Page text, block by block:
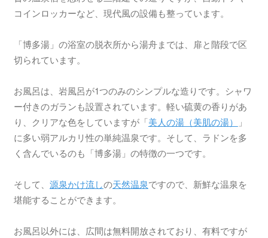
コインロッカーなど、現代風の設備も整っています。
「博多湯」の浴室の脱衣所から湯舟までは、扉と階段で区
切られています。
お風呂は、岩風呂が1つのみのシンプルな造りです。シャワ
ー付きのガランも設置されています。軽い硫黄の香りがあ
り、クリアな色をしていますが「美人の湯（美肌の湯）
」
に多い弱アルカリ性の単純温泉です。そして、ラドンを多
く含んでいるのも「博多湯」の特徴の一つです。
そして、 源泉かけ流しの天然温泉ですので、新鮮な温泉を
堪能することができます。
お風呂以外には、広間は無料開放されており、有料ですが